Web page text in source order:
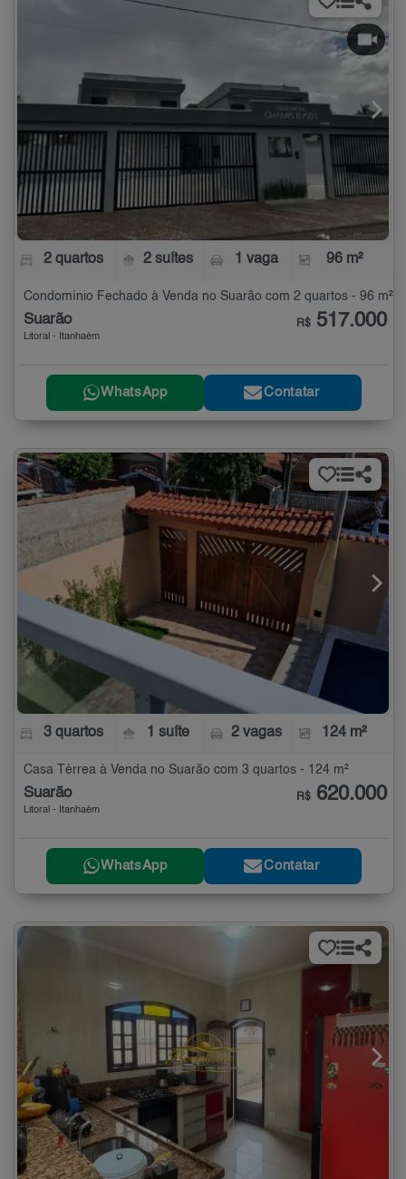
2 quartos 2 suítes 1 vaga 96 m²
Condomínio Fechado à Venda no Suarão com 2 quartos - 96 m²
Suarão
Litoral - Itanhaém
R$ 517.000
WhatsApp Contatar
3 quartos 1 suíte 2 vagas 124 m²
Casa Térrea à Venda no Suarão com 3 quartos - 124 m²
Suarão
Litoral - Itanhaém
R$ 620.000
WhatsApp Contatar